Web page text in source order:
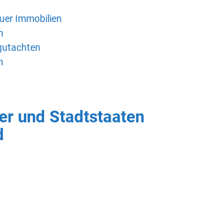
Immobilien
und Stadtstaaten